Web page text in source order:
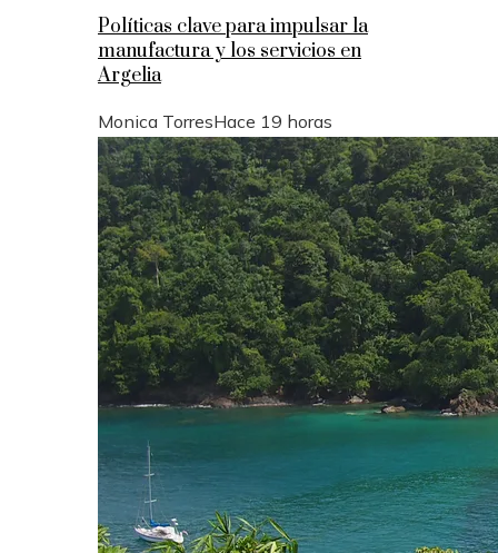
Políticas clave para impulsar la
manufactura y los servicios en
Argelia
Monica TorresHace 19 horas